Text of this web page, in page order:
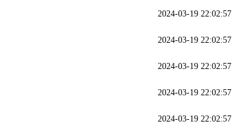
2024-03-19 22:02:57
2024-03-19 22:02:57
2024-03-19 22:02:57
2024-03-19 22:02:57
2024-03-19 22:02:57